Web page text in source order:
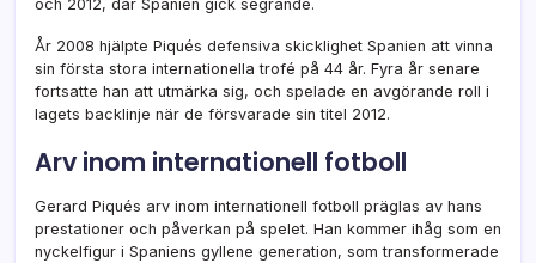
och 2012, där Spanien gick segrande.
År 2008 hjälpte Piqués defensiva skicklighet Spanien att vinna
sin första stora internationella trofé på 44 år. Fyra år senare
fortsatte han att utmärka sig, och spelade en avgörande roll i
lagets backlinje när de försvarade sin titel 2012.
Arv inom internationell fotboll
Gerard Piqués arv inom internationell fotboll präglas av hans
prestationer och påverkan på spelet. Han kommer ihåg som en
nyckelfigur i Spaniens gyllene generation, som transformerade